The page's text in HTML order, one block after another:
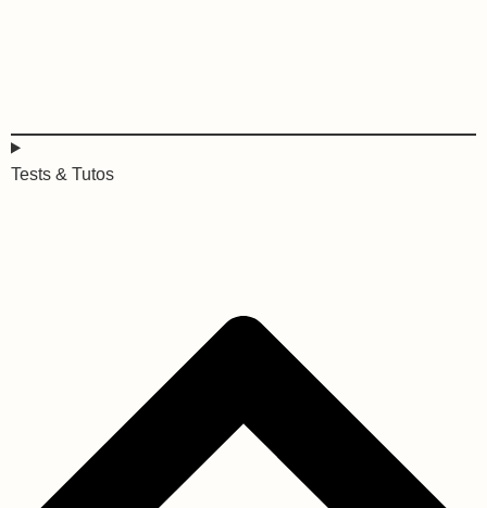
Tests & Tutos